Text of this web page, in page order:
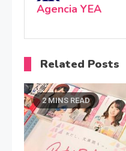
Agencia YEA
Related Posts
2 MINS READ